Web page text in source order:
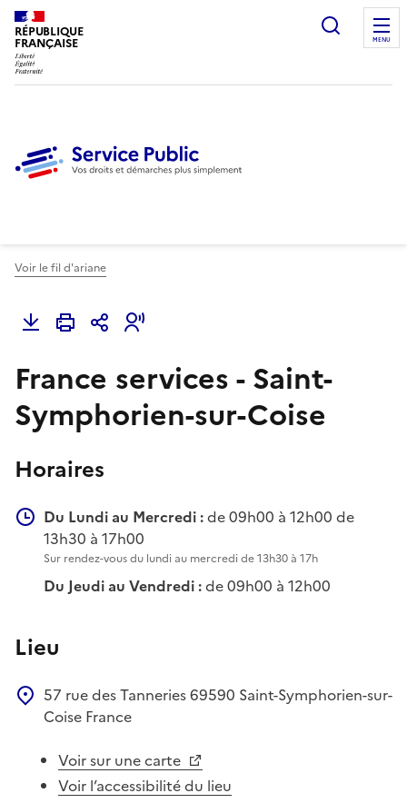
RÉPUBLIQUE
FRANÇAISE
Ouvrir
MENU
Voir le fil d'ariane
France services - Saint-
Symphorien-sur-Coise
Horaires
Du Lundi au Mercredi :de 09h00 à 12h00 de
13h30 à 17h00
Sur rendez-vous du lundi au mercredi de 13h30 à 17h
Du Jeudi au Vendredi :de 09h00 à 12h00
Lieu
57 rue des Tanneries69590 Saint-Symphorien-sur-
Coise France
Voir sur une carte
Voir l’accessibilité du lieu